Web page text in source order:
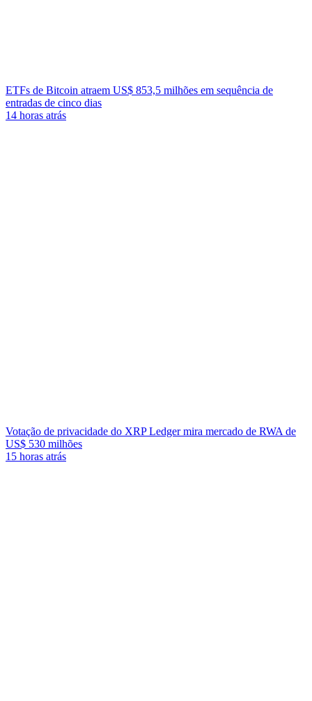
ETFs de Bitcoin atraem US$ 853,5 milhões em sequência de
entradas de cinco dias
14 horas atrás
Votação de privacidade do XRP Ledger mira mercado de RWA de
US$ 530 milhões
15 horas atrás